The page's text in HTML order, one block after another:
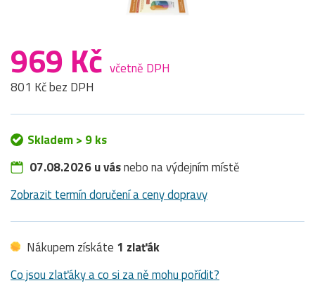
969 Kč včetně DPH
801 Kč bez DPH
Skladem > 9 ks
07.08.2026 u vásnebo na výdejním místě
Zobrazit termín doručení a ceny dopravy
Nákupem získáte 1 zlaťák
Co jsou zlaťáky a co si za ně mohu pořídit?